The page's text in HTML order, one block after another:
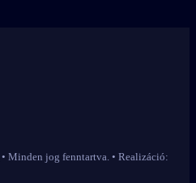
• Minden jog fenntartva. • Realizáció: